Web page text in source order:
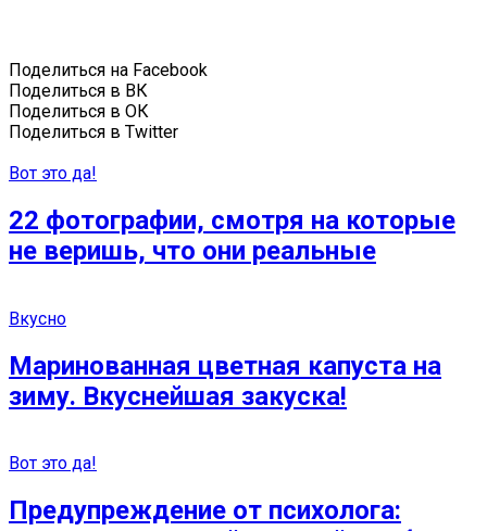
Поделиться на Facebook
Поделиться в ВК
Поделиться в ОК
Поделиться в Twitter
Вот это да!
22 фотографии, смотря на которые
не веришь, что они реальные
Вкусно
Маринованная цветная капуста на
зиму. Вкуснейшая закуска!
Вот это да!
Предупреждение от психолога: